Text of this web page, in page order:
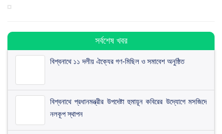
সর্বশেষ খবর
বিশ্বনাথে ১১ দলীয় ঐক্যের গণ-মিছিল ও সমাবেশ অনুষ্ঠিত
বিশ্বনাথে প্রধানমন্ত্রীর উপদেষ্টা হুমায়ূন কবিরের উদ্যোগে মসজিদে
নলকূপ স্থাপন